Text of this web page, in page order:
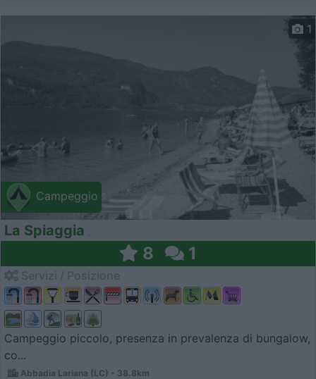
Campeggio
1
La Spiaggia
8 1
Campeggio piccolo, presenza in prevalenza di bungalow,
co...
Abbadia Lariana (LC) - 38.8km